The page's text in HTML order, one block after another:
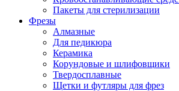
Пакеты для стерилизации
Фрезы
Алмазные
Для педикюра
Керамика
Корундовые и шлифовщики
Твердосплавные
Щетки и футляры для фрез